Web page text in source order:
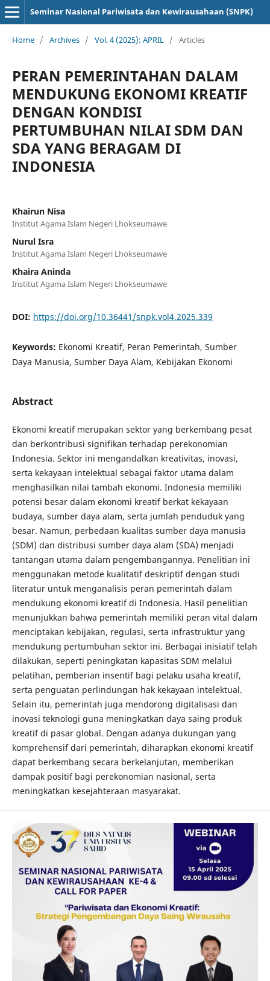
Seminar Nasional Pariwisata dan Kewirausahaan (SNPK)
Home / Archives / Vol. 4 (2025): APRIL / Articles
PERAN PEMERINTAHAN DALAM
MENDUKUNG EKONOMI KREATIF
DENGAN KONDISI
PERTUMBUHAN NILAI SDM DAN
SDA YANG BERAGAM DI
INDONESIA
Khairun Nisa
Institut Agama Islam Negeri Lhokseumawe
Nurul Isra
Institut Agama Islam Negeri Lhokseumawe
Khaira Aninda
Institut Agama Islam Negeri Lhokseumawe
DOI: https://doi.org/10.36441/snpk.vol4.2025.339
Keywords: Ekonomi Kreatif, Peran Pemerintah, Sumber
Daya Manusia, Sumber Daya Alam, Kebijakan Ekonomi
Abstract
Ekonomi kreatif merupakan sektor yang berkembang pesat
dan berkontribusi signifikan terhadap perekonomian
Indonesia. Sektor ini mengandalkan kreativitas, inovasi,
serta kekayaan intelektual sebagai faktor utama dalam
menghasilkan nilai tambah ekonomi. Indonesia memiliki
potensi besar dalam ekonomi kreatif berkat kekayaan
budaya, sumber daya alam, serta jumlah penduduk yang
besar. Namun, perbedaan kualitas sumber daya manusia
(SDM) dan distribusi sumber daya alam (SDA) menjadi
tantangan utama dalam pengembangannya. Penelitian ini
menggunakan metode kualitatif deskriptif dengan studi
literatur untuk menganalisis peran pemerintah dalam
mendukung ekonomi kreatif di Indonesia. Hasil penelitian
menunjukkan bahwa pemerintah memiliki peran vital dalam
menciptakan kebijakan, regulasi, serta infrastruktur yang
mendukung pertumbuhan sektor ini. Berbagai inisiatif telah
dilakukan, seperti peningkatan kapasitas SDM melalui
pelatihan, pemberian insentif bagi pelaku usaha kreatif,
serta penguatan perlindungan hak kekayaan intelektual.
Selain itu, pemerintah juga mendorong digitalisasi dan
inovasi teknologi guna meningkatkan daya saing produk
kreatif di pasar global. Dengan adanya dukungan yang
komprehensif dari pemerintah, diharapkan ekonomi kreatif
dapat berkembang secara berkelanjutan, memberikan
dampak positif bagi perekonomian nasional, serta
meningkatkan kesejahteraan masyarakat.